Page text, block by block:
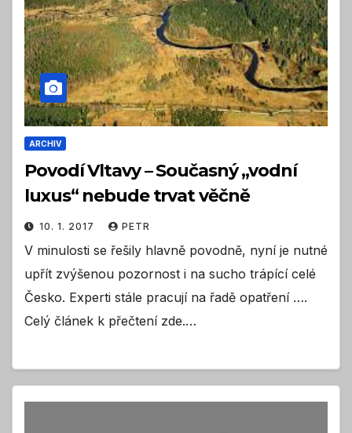
ARCHIV
Povodí Vltavy – Současný „vodní
luxus“ nebude trvat věčně
10. 1. 2017 PETR
V minulosti se řešily hlavně povodně, nyní je nutné
upřít zvýšenou pozornost i na sucho trápící celé
Česko. Experti stále pracují na řadě opatření ….
Celý článek k přečtení zde.…